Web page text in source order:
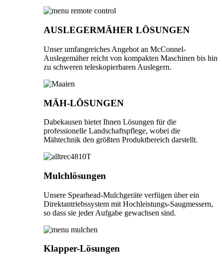
AUSLEGERMÄHER LÖSUNGEN
Unser umfangreiches Angebot an McConnel-
Auslegemäher reicht von kompakten Maschinen bis hin
zu schweren teleskopierbaren Auslegern.
MÄH-LÖSUNGEN
Dabekausen bietet Ihnen Lösungen für die
professionelle Landschaftspflege, wobei die
Mähtechnik den größten Produktbereich darstellt.
Mulchlösungen
Unsere Spearhead-Mulchgeräte verfügen über ein
Direktantriebssystem mit Hochleistungs-Saugmessern,
so dass sie jeder Aufgabe gewachsen sind.
Klapper-Lösungen